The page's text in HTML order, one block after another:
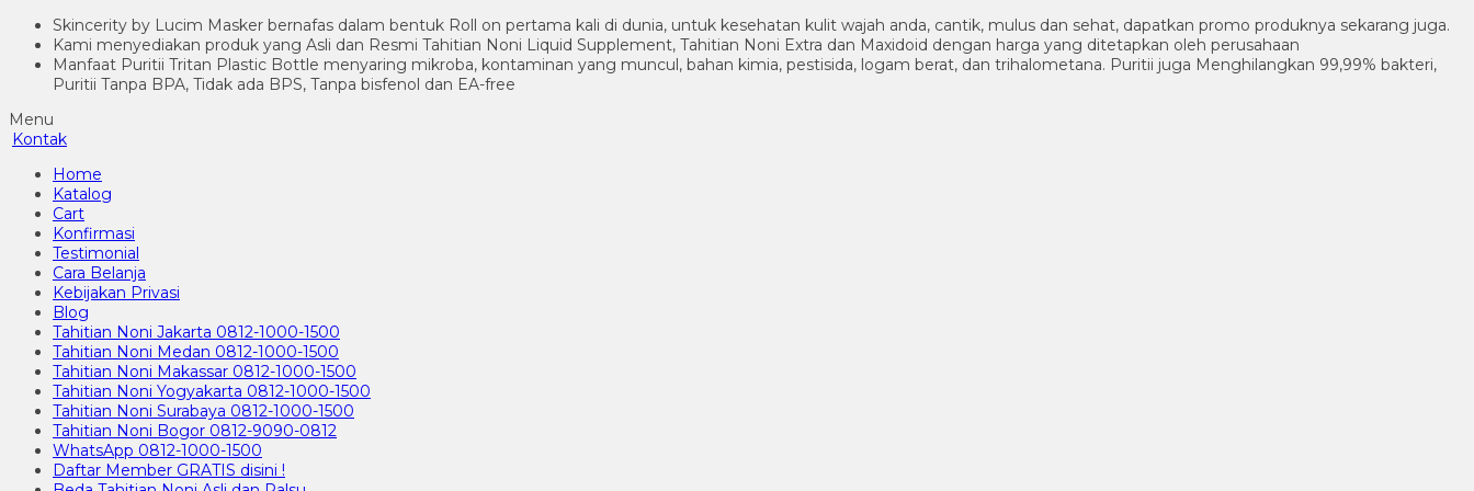
Skincerity by Lucim Masker bernafas dalam bentuk Roll on pertama kali di dunia, untuk kesehatan kulit wajah anda, cantik, mulus dan sehat, dapatkan promo produknya sekarang juga.
Kami menyediakan produk yang Asli dan Resmi Tahitian Noni Liquid Supplement, Tahitian Noni Extra dan Maxidoid dengan harga yang ditetapkan oleh perusahaan
Manfaat Puritii Tritan Plastic Bottle menyaring mikroba, kontaminan yang muncul, bahan kimia, pestisida, logam berat, dan trihalometana. Puritii juga Menghilangkan 99,99% bakteri,
Puritii Tanpa BPA, Tidak ada BPS, Tanpa bisfenol dan EA-free
Menu
Kontak
Home
Katalog
Cart
Konfirmasi
Testimonial
Cara Belanja
Kebijakan Privasi
Blog
Tahitian Noni Jakarta 0812-1000-1500
Tahitian Noni Medan 0812-1000-1500
Tahitian Noni Makassar 0812-1000-1500
Tahitian Noni Yogyakarta 0812-1000-1500
Tahitian Noni Surabaya 0812-1000-1500
Tahitian Noni Bogor 0812-9090-0812
WhatsApp 0812-1000-1500
Daftar Member GRATIS disini !